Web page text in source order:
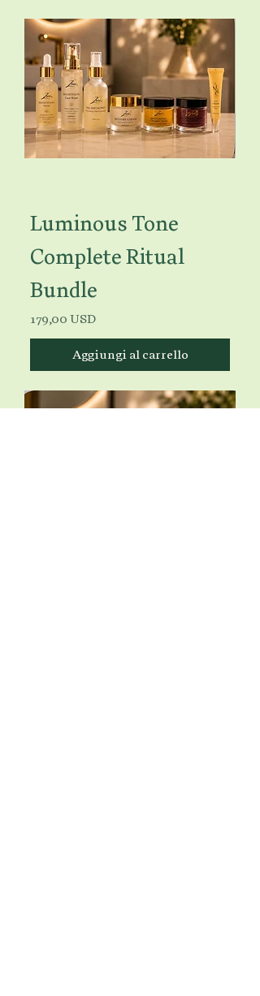
Luminous Tone
Complete Ritual
Bundle
Prezzo
179,00 USD
Aggiungi al carrello